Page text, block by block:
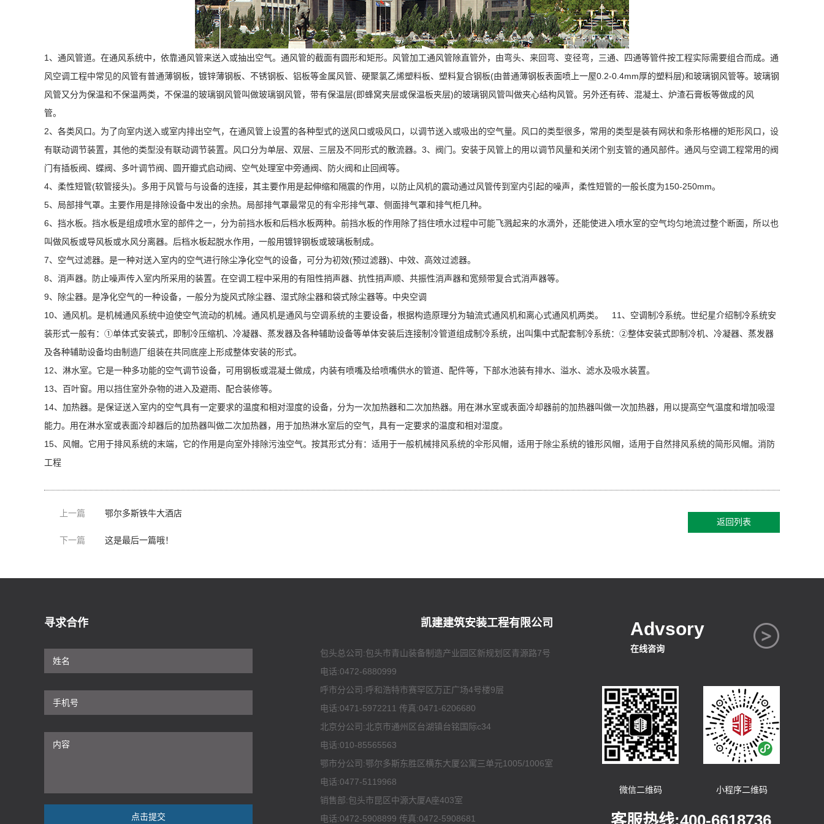
1、 通风管道。在通风系统中，依靠通风管来送入或抽出空气。通风管的截面有圆形和矩形。 风管加工通风管除直管外，由弯头、来回弯、变径弯，三通、四通等管件按工程实际需要组合而成。通
风空调工程中常见的风管有普通薄钢板，镀锌薄钢板、不锈钢板、铝板等金属风管、硬聚氯乙烯塑料板、塑料复合钢板(由普通薄钢板表面喷上一屋0.2-0.4mm厚的塑料层)和玻璃钢风管等。玻璃钢
风管又分为保温和不保温两类，不保温的玻璃钢风管叫做玻璃钢风管，带有保温层(即蜂窝夹层或保温板夹层)的玻璃钢风管叫做夹心结构风管。另外还有砖、混凝土、炉渣石膏板等做成的风
管。
2、各类风口。为了向室内送入或室内排出空气，在通风管上设置的各种型式的送风口或吸风口，以调节送入或吸出的空气量。风口的类型很多，常用的类型是装有网状和条形格栅的矩形风口，设
有联动调节装置，其他的类型没有联动调节装置。风口分为单层、双层、三层及不同形式的散流器。3、阀门。安装于风管上的用以调节风量和关闭个别支管的通风部件。通风与空调工程常用的阀
门有插板阀、蝶阀、多叶调节阀、圆开瓣式启动阀、空气处理室中旁通阀、防火阀和止回阀等。
4、柔性短管(软管接头)。多用于风管与与设备的连接，其主要作用是起伸缩和隔震的作用，以防止风机的震动通过风管传到室内引起的噪声，柔性短管的一般长度为150-250mm。
5、局部排气罩。主要作用是排除设备中发出的余热。局部排气罩最常见的有伞形排气罩、侧面排气罩和排气柜几种。
6、挡水板。挡水板是组成喷水室的部件之一，分为前挡水板和后档水板两种。前挡水板的作用除了挡住喷水过程中可能飞溅起来的水滴外，还能使进入喷水室的空气均匀地流过整个断面，所以也
叫做风板或导风板或水风分离器。后档水板起脱水作用，一般用镀锌钢板或玻璃板制成。
7、空气过滤器。是一种对送入室内的空气进行除尘净化空气的设备，可分为初效(预过滤器)、中效、高效过滤器。
8、消声器。防止噪声传入室内所采用的装置。在空调工程中采用的有阻性捎声器、抗性捎声顺、共振性消声器和宽频带复合式消声器等。
9、除尘器。是净化空气的一种设备，一般分为旋风式除尘器、湿式除尘器和袋式除尘器等。 中央空调
10、通风机。是机械通风系统中迫使空气流动的机械。通风机是通风与空调系统的主要设备，根据构造原理分为轴流式通风机和离心式通风机两类。 11、空调制冷系统。世纪星介绍制冷系统安
装形式一般有：①单体式安装式，即制冷压缩机、冷凝器、蒸发器及各种辅助设备等单体安装后连接制冷管道组成制冷系统，出叫集中式配套制冷系统：②整体安装式即制冷机、冷凝器、蒸发器
及各种辅助设备均由制造厂组装在共同底座上形成整体安装的形式。
12、淋水室。它是一种多功能的空气调节设备，可用钢板或混凝土做成，内装有喷嘴及给喷嘴供水的管道、配件等，下部水池装有排水、溢水、滤水及吸水装置。
13、百叶窗。用以挡住室外杂物的进入及避雨、配合装修等。
14、加热器。是保证送入室内的空气具有一定要求的温度和相对湿度的设备，分为一次加热器和二次加热器。用在淋水室或表面冷却器前的加热器叫做一次加热器，用以提高空气温度和增加吸湿
能力。用在淋水室或表面冷却器后的加热器叫做二次加热器，用于加热淋水室后的空气，具有一定要求的温度和相对湿度。
15、风帽。它用于排风系统的末端，它的作用是向室外排除污浊空气。按其形式分有：适用于一般机械排风系统的伞形风帽，适用于除尘系统的锥形风帽，适用于自然排风系统的简形风帽。 消防
工程
上一篇 鄂尔多斯铁牛大酒店
下一篇 这是最后一篇哦！
返回列表
寻求合作
点击提交
凯建建筑安装工程有限公司
包头总公司:包头市青山装备制造产业园区新规划区青源路7号
电话:0472-6880999
呼市分公司:呼和浩特市赛罕区万正广场4号楼9层
电话:0471-5972211 传真:0471-6206680
北京分公司:北京市通州区台湖镇台铭国际c34
电话:010-85565563
鄂市分公司:鄂尔多斯东胜区横东大厦公寓三单元1005/1006室
电话:0477-5119968
销售部:包头市昆区中源大厦A座403室
电话:0472-5908899 传真:0472-5908681
Advsory
在线咨询
微信二维码 小程序二维码
客服热线:400-6618736